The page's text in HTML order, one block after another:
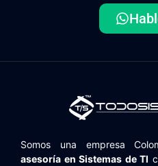
Somos una empresa
asesoría en Sistemas de TI